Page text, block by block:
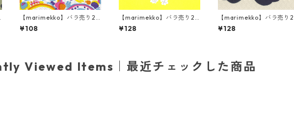
【marimekko】バラ売り2
枚 カクテルサイズ ペーパー
ナプキン KARUSELLI ホワイ
¥108
【marimekko】バラ売り2
枚 ランチサイズ ペーパーナ
プキン PUKETTI パステルイ
¥128
【marimekko】バラ売り2
枚 ランチサイズ ペーパーナ
プキン SUUR UNIKKO リネ
¥128
Viewed Items｜最近チェックした商品